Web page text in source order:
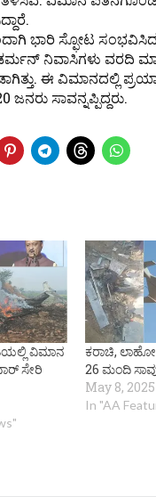
ಭಾರಿ ಸ್ಫೋಟ
ನಿವಾಸಿಗಳು ವರದಿ
ಈ ವಿಮಾನದಲ್ಲಿ
ಜನರು ಸಾವನ್ನಪ್ಪಿದ್ದರು.
ವಿಮಾನ
ಸೇರಿ
ಕರಾಚಿ,
26 ಮಂದಿ
May 8, 2025
In "AA